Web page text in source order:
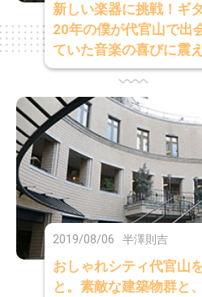
新しい楽器に挑戦！ギ
20年の僕が代官山で出
ていた音楽の喜びに震
2019/08/06 半澤則吉
おしゃれシティ代官山
と。素敵な建築物群と